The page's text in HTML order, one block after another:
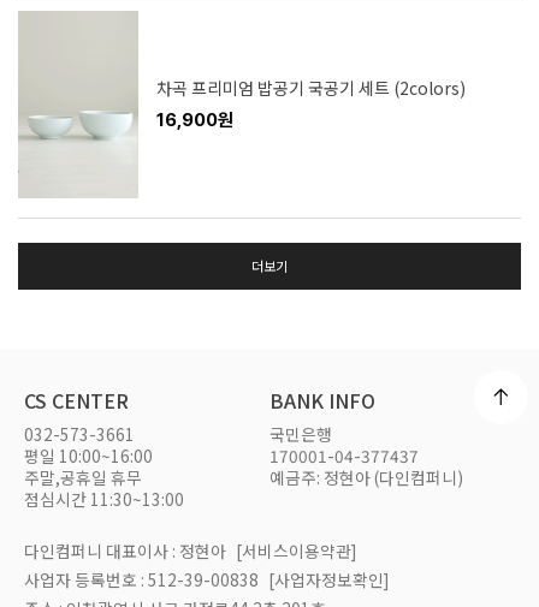
차곡 프리미엄 밥공기 국공기 세트 (2colors)
16,900원
더보기
CS CENTER
032-573-3661
평일 10:00~16:00
주말,공휴일 휴무
점심시간 11:30~13:00
BANK INFO
국민은행
170001-04-377437
예금주: 정현아 (다인컴퍼니)
다인컴퍼니 대표이사 : 정현아 [서비스이용약관]
사업자 등록번호 : 512-39-00838 [사업자정보확인]